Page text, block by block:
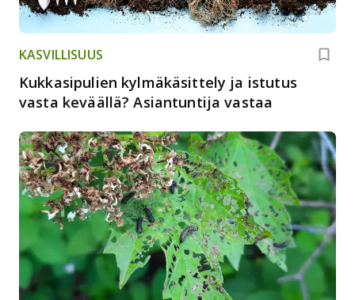
KASVILLISUUS
Kukkasipulien kylmäkäsittely ja istutus
vasta keväällä? Asiantuntija vastaa